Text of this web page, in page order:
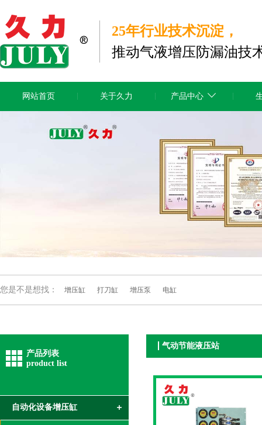
25年行业技术沉淀，
推动气液增压防漏油技
网站首页 关于久力 产品中心
您是不是想找： 增压缸 打刀缸 增压泵 电缸
产品列表
product list
自动化设备增压缸
气动节能液压站